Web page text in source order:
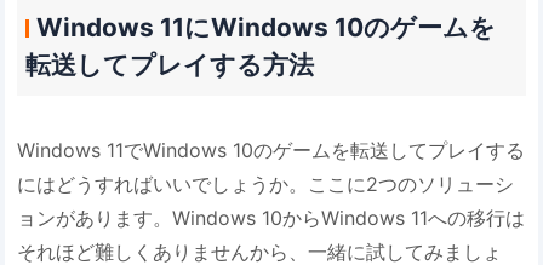
Windows 11にWindows 10のゲームを
転送してプレイする方法
Windows 11でWindows 10のゲームを転送してプレイする
にはどうすればいいでしょうか。ここに2つのソリューシ
ョンがあります。Windows 10からWindows 11への移行は
それほど難しくありませんから、一緒に試してみましょ